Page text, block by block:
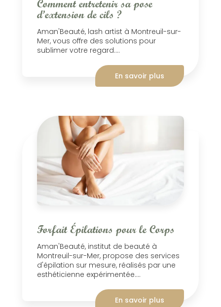
Comment entretenir sa pose
d’extension de cils ?
Aman'Beauté, lash artist à Montreuil-sur-
Mer, vous offre des solutions pour
sublimer votre regard....
En savoir plus
Forfait Épilations pour le Corps
Aman'Beauté, institut de beauté à
Montreuil-sur-Mer, propose des services
d'épilation sur mesure, réalisés par une
esthéticienne expérimentée....
En savoir plus